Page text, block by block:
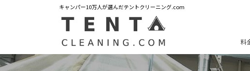
キャンパー10万人が選んだテントクリーニング.com
料